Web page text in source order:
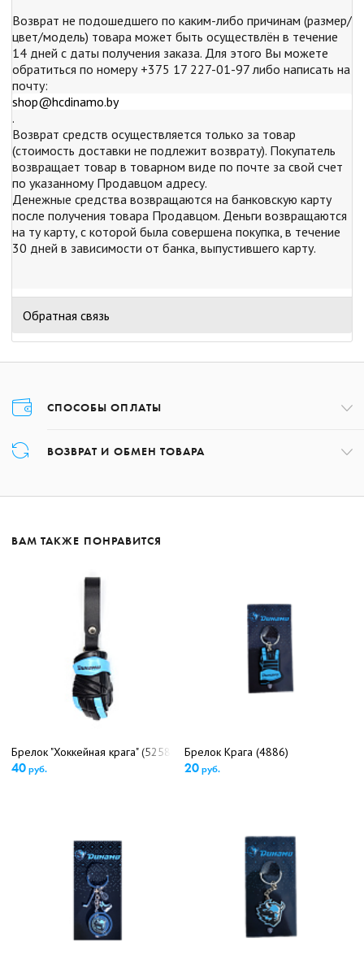
Возврат не подошедшего по каким-либо причинам (размер/
цвет/модель) товара может быть осуществлён в течение
14 дней с даты получения заказа. Для этого Вы можете
обратиться по номеру +375 17 227-01-97 либо написать на
почту:
shop@hcdinamo.by
.
Возврат средств осуществляется только за товар
(стоимость доставки не подлежит возврату). Покупатель
возвращает товар в товарном виде по почте за свой счет
по указанному Продавцом адресу.
Денежные средства возвращаются на банковскую карту
после получения товара Продавцом. Деньги возвращаются
на ту карту, с которой была совершена покупка, в течение
30 дней в зависимости от банка, выпустившего карту.
Обратная связь
СПОСОБЫ ОПЛАТЫ
заказа.
ВОЗВРАТ И ОБМЕН ТОВАРА
получения заказа, обратившись по номеру +375 17 227-01-97 либо,
ВАМ ТАКЖЕ ПОНРАВИТСЯ
Брелок "Хоккейная крага" (5258)
40руб.
Брелок Крага (4886)
20 руб.